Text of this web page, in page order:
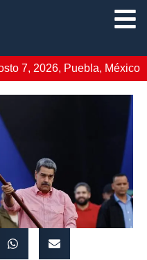
7, 2026, Puebla, México